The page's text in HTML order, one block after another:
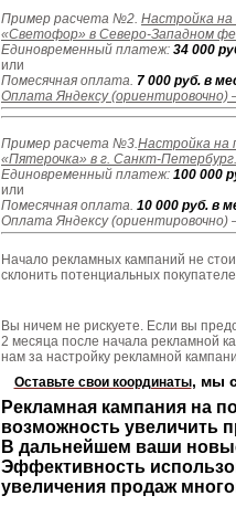
Пример расчета №2. Настройка на
«Светофор» в Северо-Западном
Единовременный платеж: 34 000
или
Помесячная оплата. 7 000 руб. в
Оплата Яндексу (ориентировочно)
Пример расчета №3.Настройка на
«Пятерочка» в г. Санкт-Петербург.
Единовременный платеж: 100 000
или
Помесячная оплата. 10 000 руб. в
Оплата Яндексу (ориентировочно)
Начало рекламных кампаний не
склонить потенциальных
Вы ничем не рискуете. Если вы
2 месяца после начала рекламной
нам за настройку рекламной
Оставьте свои координаты, мы
Рекламная кампания на
возможность увеличить
В дальнейшем ваши
Эффективность
увеличения продаж